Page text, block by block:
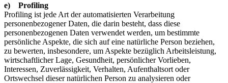
e) Profiling
Profiling ist jede Art der automatisierten Verarbeitung
personenbezogener Daten, die darin besteht, dass diese
personenbezogenen Daten verwendet werden, um bestimmte
persönliche Aspekte, die sich auf eine natürliche Person beziehen,
zu bewerten, insbesondere, um Aspekte bezüglich Arbeitsleistung,
wirtschaftlicher Lage, Gesundheit, persönlicher Vorlieben,
Interessen, Zuverlässigkeit, Verhalten, Aufenthaltsort oder
Ortswechsel dieser natürlichen Person zu analysieren oder